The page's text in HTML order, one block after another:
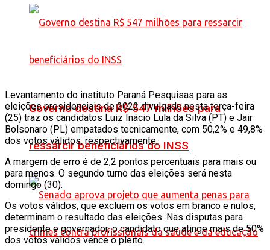
Governo destina R$ 547 milhões para
ressarcir beneficiários do INSS
Levantamento do instituto Paraná Pesquisas para as
eleições presidenciais de 2022 divulgado nesta terça-feira
(25) traz os candidatos Luiz Inácio Lula da Silva (PT) e Jair
Bolsonaro (PL) empatados tecnicamente, com 50,2% e 49,8%
dos votos válidos, respectivamente.
A margem de erro é de 2,2 pontos percentuais para mais ou
para menos. O segundo turno das eleições será nesta
domingo (30).
Os votos válidos, que excluem os votos em branco e nulos,
determinam o resultado das eleições. Nas disputas para
presidente e governador, o candidato que atinge mais de 50%
dos votos válidos vence o pleito.